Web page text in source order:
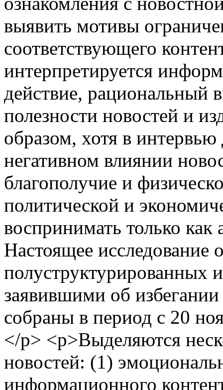
выявить мотивы
соответствующего
интерпретируется
действие, рациональный
полезности новостей и
образом, хотя в
негативном влиянии
благополучие и
политической и
воспринимать только
Настоящее исследование
полуструктурированных
заявившими об
собраны в период с 20
</p> <p>Выделяются
новостей: (1)
информационного